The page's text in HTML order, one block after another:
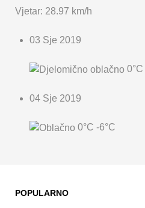
Vjetar: 28.97 km/h
03 Sje 2019
0°C
04 Sje 2019
0°C -6°C
POPULARNO